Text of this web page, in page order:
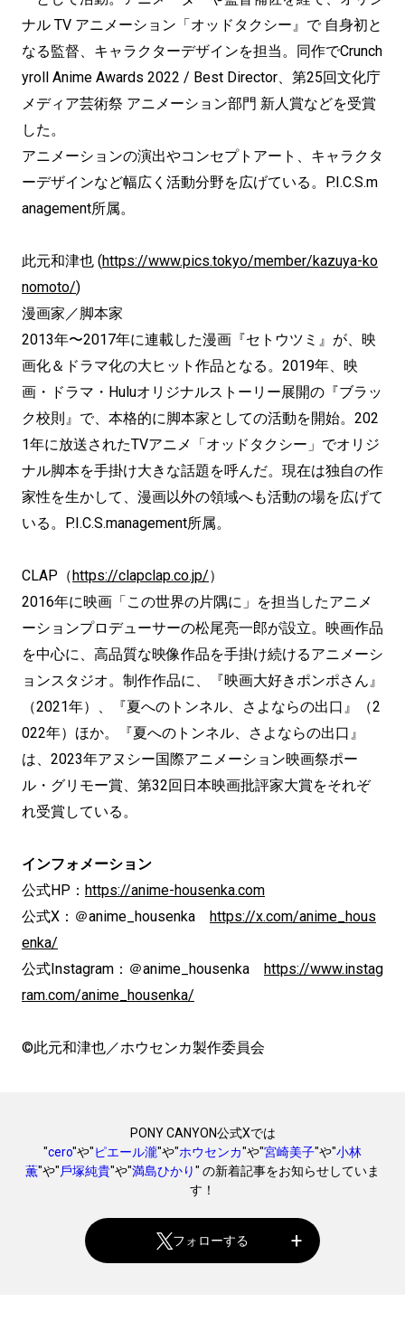
ナル TV アニメーション「オッドタクシー』で 自身初と
なる監督、キャラクターデザインを担当。同作でCrunch
yroll Anime Awards 2022 / Best Director、第25回文化庁
メディア芸術祭 アニメーション部門 新人賞などを受賞
した。
アニメーションの演出やコンセプトアート、キャラクタ
ーデザインなど幅広く活動分野を広げている。P.I.C.S.m
anagement所属。
此元和津也 (https://www.pics.tokyo/member/kazuya-ko
nomoto/)
漫画家／脚本家
2013年〜2017年に連載した漫画『セトウツミ』が、映
画化＆ドラマ化の大ヒット作品となる。2019年、映
画・ドラマ・Huluオリジナルストーリー展開の『ブラッ
ク校則』で、本格的に脚本家としての活動を開始。202
1年に放送されたTVアニメ「オッドタクシー」でオリジ
ナル脚本を手掛け大きな話題を呼んだ。現在は独自の作
家性を生かして、漫画以外の領域へも活動の場を広げて
いる。P.I.C.S.management所属。
CLAP（https://clapclap.co.jp/）
2016年に映画「この世界の片隅に」を担当したアニメ
ーションプロデューサーの松尾亮一郎が設立。映画作品
を中心に、高品質な映像作品を手掛け続けるアニメーシ
ョンスタジオ。制作作品に、『映画大好きポンポさん』
（2021年）、『夏へのトンネル、さよならの出口』（2
022年）ほか。『夏へのトンネル、さよならの出口』
は、2023年アヌシー国際アニメーション映画祭ポー
ル・グリモー賞、第32回日本映画批評家大賞をそれぞ
れ受賞している。
インフォメーション
公式HP： https://anime-housenka.com
公式X：＠anime_housenka https://x.com/anime_hous
enka/
公式Instagram：＠anime_housenka https://www.instag
ram.com/anime_housenka/
©此元和津也／ホウセンカ製作委員会
PONY CANYON公式Xでは
"cero"や"ピエール瀧"や"ホウセンカ"や"宮崎美⼦"や"⼩林
薫"や"⼾塚純貴"や"満島ひかり" の新着記事をお知らせしていま
す！
フォローする